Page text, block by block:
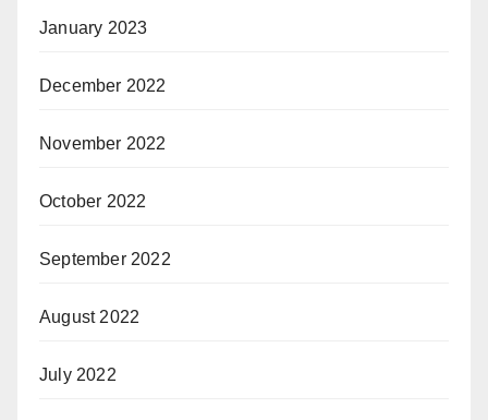
January 2023
December 2022
November 2022
October 2022
September 2022
August 2022
July 2022